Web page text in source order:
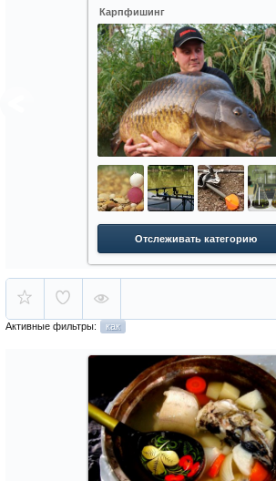
Карпфишинг
Отслеживать категорию
Активные фильтры: как